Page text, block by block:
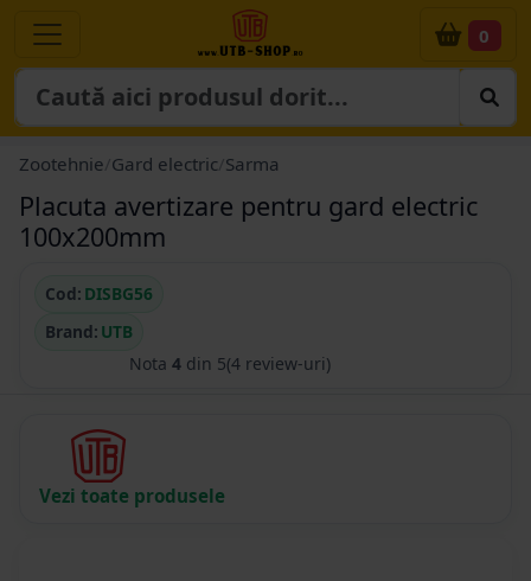
0
Zootehnie Gard electric Sarma
Placuta avertizare pentru gard electric
100x200mm
Cod: DISBG56
Brand: UTB
Nota 4 din 5(4 review-uri)
Vezi toate produsele